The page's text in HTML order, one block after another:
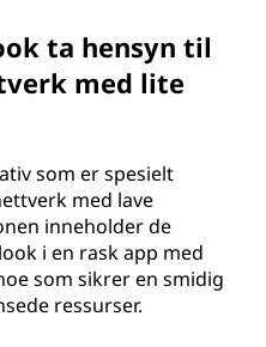
ta hensyn til
med lite
som er spesielt
med lave
inneholder de
i en rask app med
som sikrer en smidig
ressurser.